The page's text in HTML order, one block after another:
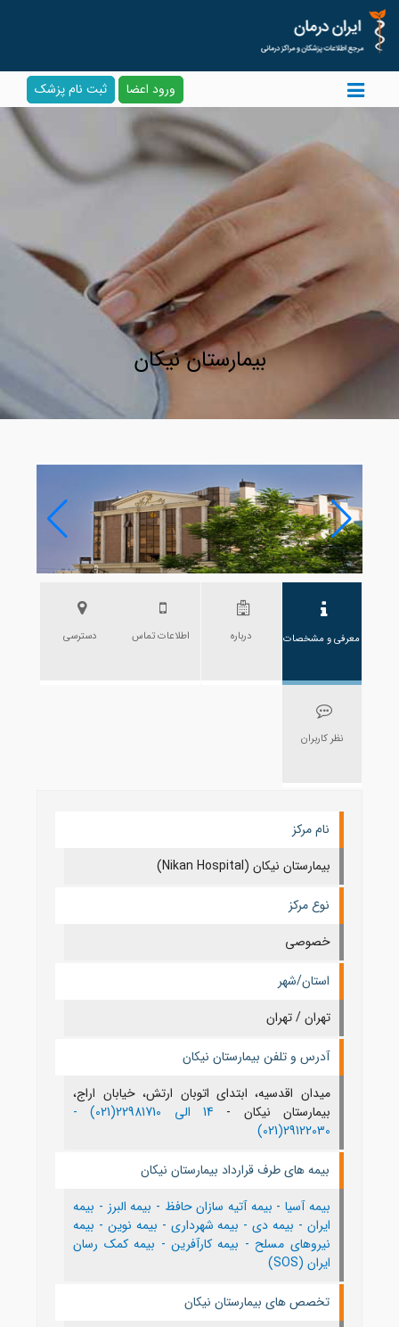
ورود اعضا ثبت نام پزشک
بیمارستان نیکان
معرفی و مشخصات درباره اطلاعات تماس دسترسی
نظر کاربران
نام مرکز
بیمارستان نیکان (Nikan Hospital)
نوع مرکز
خصوصی
استان/شهر
تهران / تهران
آدرس و تلفن بیمارستان نیکان
میدان اقدسیه، ابتدای اتوبان ارتش، خیابان اراج،
بیمارستان نیکان - 14 الی 22981710(021) -
29122030(021)
بیمه های طرف قرارداد بیمارستان نیکان
بیمه آسیا- بیمه آتیه سازان حافظ - بیمه البرز - بیمه
ایران - بیمه دی- بیمه شهرداری - بیمه نوین - بیمه
نیروهای مسلح - بیمه کارآفرین- بیمه کمک رسان
ایران (SOS)
تخصص های بیمارستان نیکان